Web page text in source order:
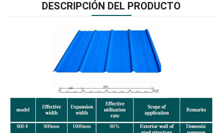
DESCRIPCIÓN DEL PRODUCTO